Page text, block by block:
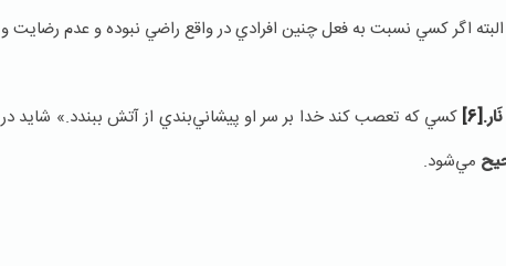
اگر كسي نسبت به فعل چنين افرادي در واقع راضي نبوده و عدم رضايت و
[6]
كسي كه تعصب كند خدا بر سر او پيشاني‌بندي از آتش ببندد.» شايد در
مي‌شود.